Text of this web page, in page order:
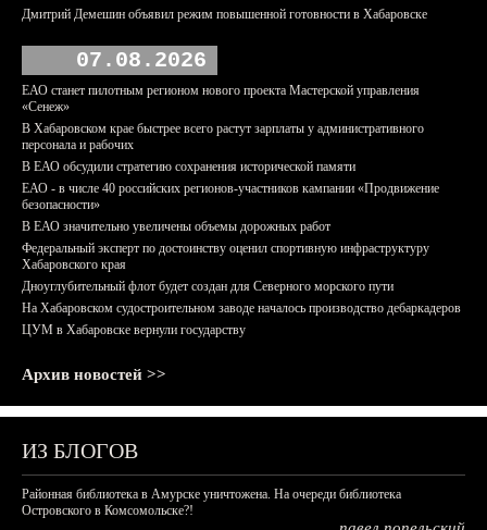
Дмитрий Демешин объявил режим повышенной готовности в Хабаровске
07.08.2026
ЕАО станет пилотным регионом нового проекта Мастерской управления
«Сенеж»
В Хабаровском крае быстрее всего растут зарплаты у административного
персонала и рабочих
В ЕАО обсудили стратегию сохранения исторической памяти
ЕАО - в числе 40 российских регионов-участников кампании «Продвижение
безопасности»
В ЕАО значительно увеличены объемы дорожных работ
Федеральный эксперт по достоинству оценил спортивную инфраструктуру
Хабаровского края
Дноуглубительный флот будет создан для Северного морского пути
На Хабаровском судостроительном заводе началось производство дебаркадеров
ЦУМ в Хабаровске вернули государству
Архив новостей >>
ИЗ БЛОГОВ
Районная библиотека в Амурске уничтожена. На очереди библиотека
Островского в Комсомольске?!